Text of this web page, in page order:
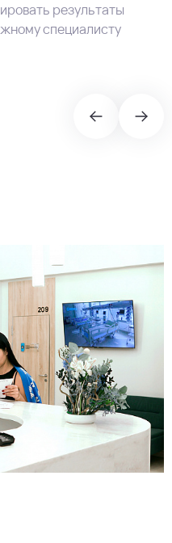
результаты
специалисту